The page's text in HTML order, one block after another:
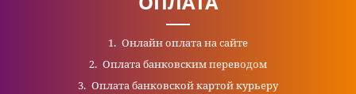
Онлайн оплата на сайте
Оплата банковским переводом
Оплата банковской картой курьеру